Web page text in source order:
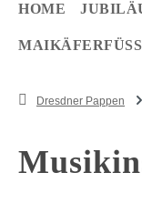
HOME
MAIKÄFERFÜSSE
Dresdner Pappen